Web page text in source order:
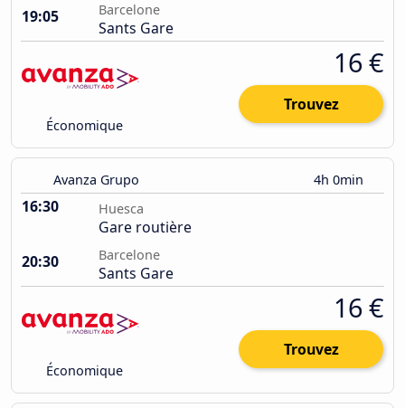
19:05
Barcelone
Sants Gare
Économique
16 €
Trouvez
Avanza Grupo 4h 0min
16:30 Huesca
Gare routière
20:30
Barcelone
Sants Gare
Économique
16 €
Trouvez